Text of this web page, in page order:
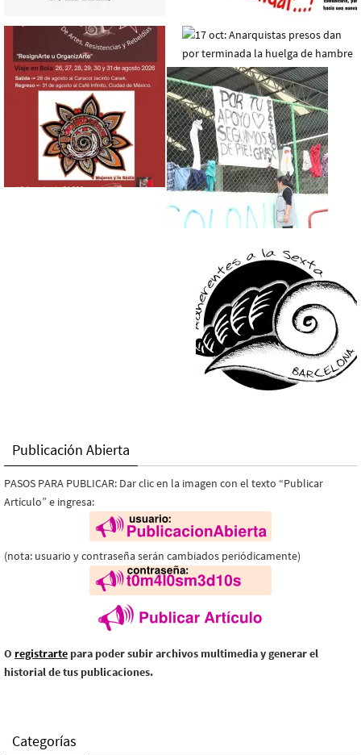
Publicación Abierta
PASOS PARA PUBLICAR: Dar clic en la imagen con el texto “Publicar
Artículo” e ingresa:
(nota: usuario y contraseña serán cambiados periódicamente)
O registrarte para poder subir archivos multimedia y generar el
historial de tus publicaciones.
Categorías